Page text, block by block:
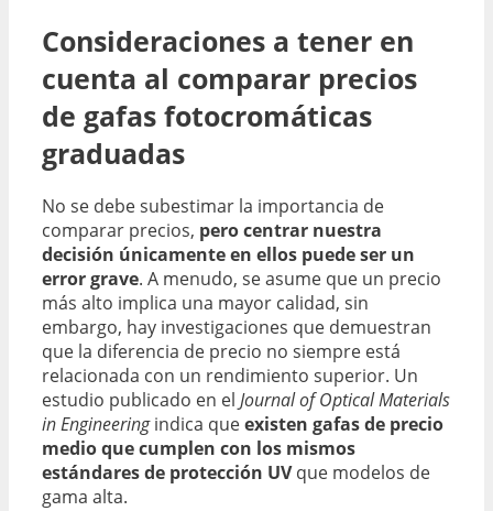
Consideraciones a tener en
cuenta al comparar precios
de gafas fotocromáticas
graduadas
No se debe subestimar la importancia de
comparar precios, pero centrar nuestra
decisión únicamente en ellos puede ser un
error grave. A menudo, se asume que un precio
más alto implica una mayor calidad, sin
embargo, hay investigaciones que demuestran
que la diferencia de precio no siempre está
relacionada con un rendimiento superior. Un
estudio publicado en el Journal of Optical Materials
in Engineeringindica queexisten gafas de precio
medio que cumplen con los mismos
estándares de protección UVque modelos de
gama alta.